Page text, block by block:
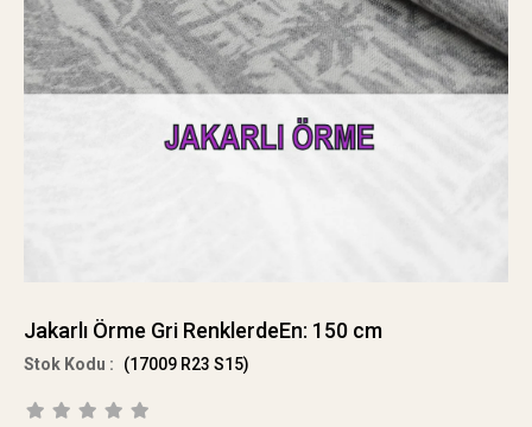
Jakarlı Örme Gri RenklerdeEn: 150 cm
(17009 R23 S15)